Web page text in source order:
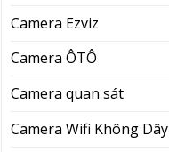
Camera Ezviz
Camera ÔTÔ
Camera quan sát
Camera Wifi Không Dây